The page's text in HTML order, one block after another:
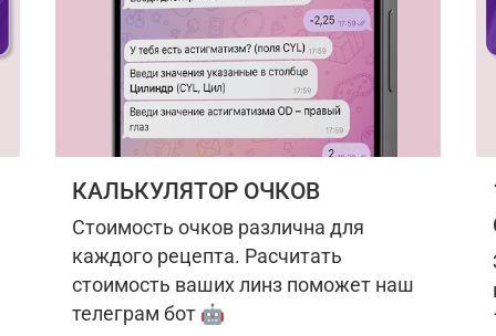
КАЛЬКУЛЯТОР ОЧКОВ
Стоимость очков различна для
каждого рецепта. Расчитать
стоимость ваших линз поможет наш
телеграм бот 🤖